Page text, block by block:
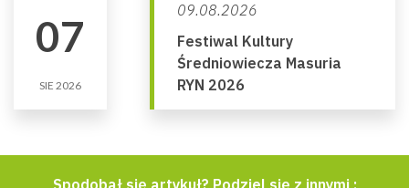
07
SIE 2026
09.08.2026
Festiwal Kultury
Średniowiecza Masuria
RYN 2026